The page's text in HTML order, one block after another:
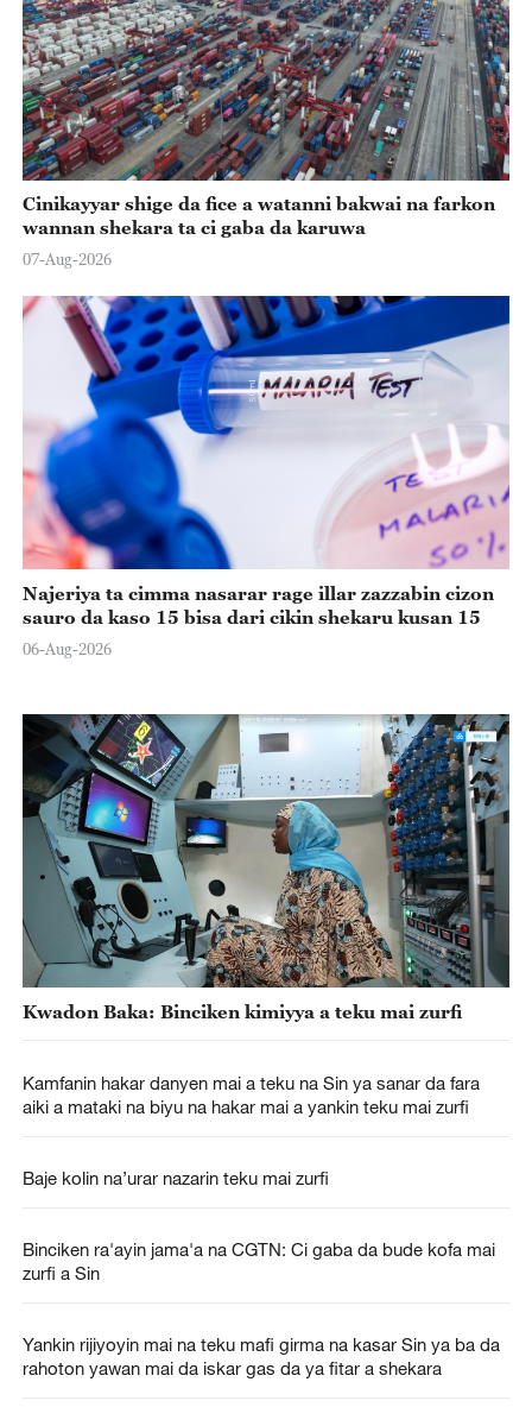
Cinikayyar shige da fice a watanni bakwai na farkon
wannan shekara ta ci gaba da karuwa
07-Aug-2026
Najeriya ta cimma nasarar rage illar zazzabin cizon
sauro da kaso 15 bisa dari cikin shekaru kusan 15
06-Aug-2026
Kwadon Baka: Binciken kimiyya a teku mai zurfi
Kamfanin hakar danyen mai a teku na Sin ya sanar da fara
aiki a mataki na biyu na hakar mai a yankin teku mai zurfi
Baje kolin na’urar nazarin teku mai zurfi
Binciken ra'ayin jama'a na CGTN: Ci gaba da bude kofa mai
zurfi a Sin
Yankin rijiyoyin mai na teku mafi girma na kasar Sin ya ba da
rahoton yawan mai da iskar gas da ya fitar a shekara